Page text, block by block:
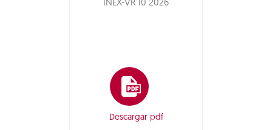
INEX-VR 10 2026
Descargar pdf